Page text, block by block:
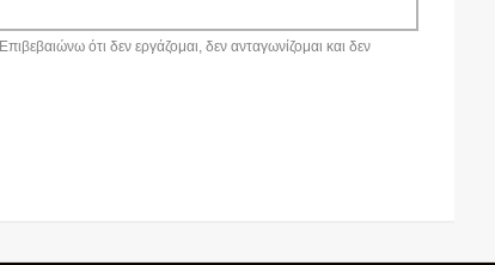
ότι δεν εργάζομαι, δεν ανταγωνίζομαι και δεν